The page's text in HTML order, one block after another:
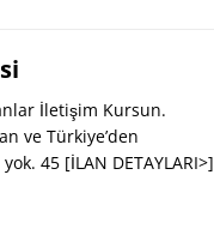
İletişim Kursun.
ve Türkiye’den
yok. 45 [İLAN DETAYLARI>]